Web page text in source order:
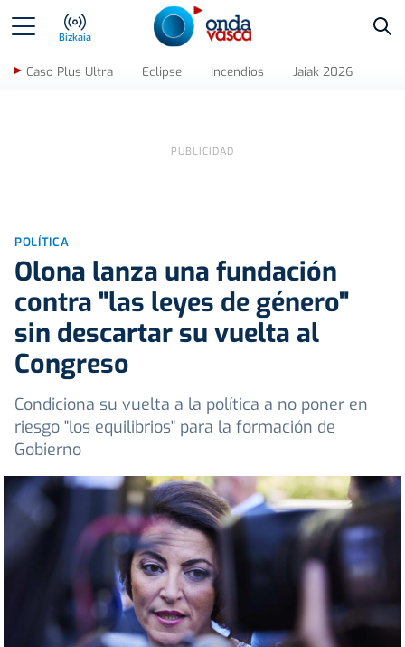
Bizkaia
Caso Plus Ultra Eclipse Incendios Jaiak 2026
POLÍTICA
Olona lanza una fundación
contra "las leyes de género"
sin descartar su vuelta al
Congreso
Condiciona su vuelta a la política a no poner en
riesgo "los equilibrios" para la formación de
Gobierno